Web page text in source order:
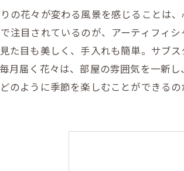
の花々が変わる風景を感じることは
注目されているのが、アーティフィ
た目も美しく、手入れも簡単。サブ
月届く花々は、部屋の雰囲気を一新
のように季節を楽しむことができる